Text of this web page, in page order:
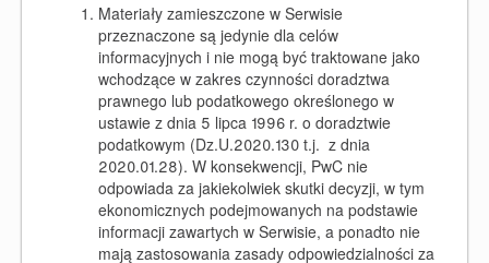
Materiały zamieszczone w Serwisie
przeznaczone są jedynie dla celów
informacyjnych i nie mogą być traktowane jako
wchodzące w zakres czynności doradztwa
prawnego lub podatkowego określonego w
ustawie z dnia 5 lipca 1996 r. o doradztwie
podatkowym (Dz.U.2020.130 t.j. z dnia
2020.01.28). W konsekwencji, PwC nie
odpowiada za jakiekolwiek skutki decyzji, w tym
ekonomicznych podejmowanych na podstawie
informacji zawartych w Serwisie, a ponadto nie
mają zastosowania zasady odpowiedzialności za